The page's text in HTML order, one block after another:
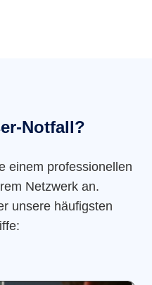
Notfall?
einem professionellen
Netzwerk an.
unsere häufigsten